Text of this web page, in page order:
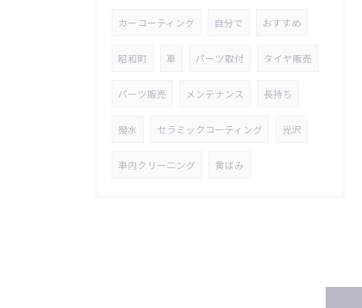
カーコーティング 自分で おすすめ
昭和町 車 パーツ取付 タイヤ販売
パーツ販売 メンテナンス 長持ち
撥水 セラミックコーティング 光沢
車内クリーニング 黄ばみ